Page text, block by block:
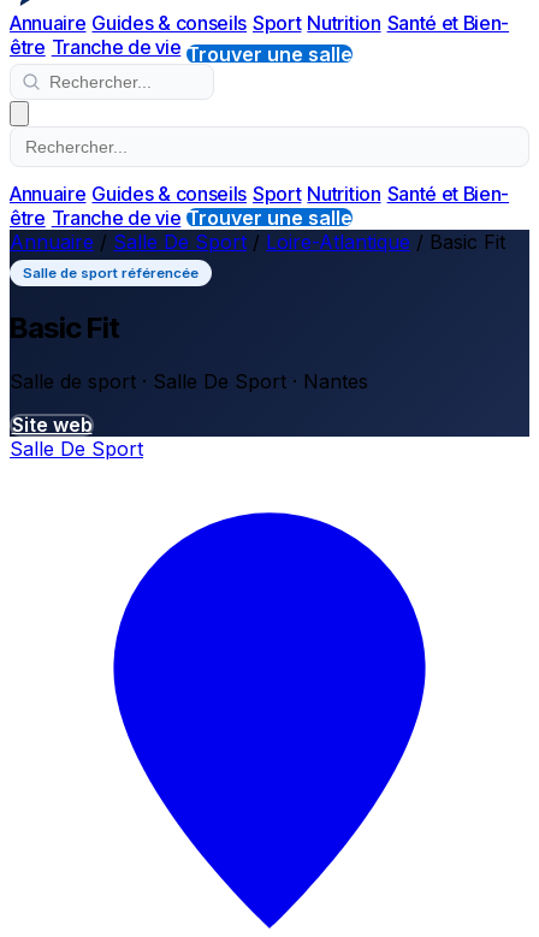
Annuaire Guides & conseils Sport Nutrition Santé et Bien-
être Tranche de vie Trouver une salle
Annuaire Guides & conseils Sport Nutrition Santé et Bien-
être Tranche de vie Trouver une salle
Annuaire / Salle De Sport / Loire-Atlantique / Basic Fit
Salle de sport référencée
Basic Fit
Salle de sport · Salle De Sport · Nantes
Site web
Salle De Sport